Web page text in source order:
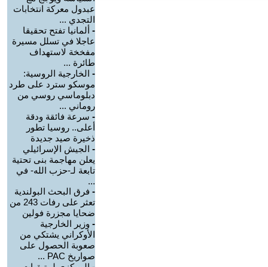
عبدول معركة انتخابات
التجدي ...
- ألمانيا تفتح تحقيقا
عاجلا في تسلل مسيرة
مفخخة لاستهداف
طائرة ...
- الخارجية الروسية:
موسكو سترد على طرد
دبلوماسي روسي من
روماني ...
- سرعة فائقة ودقة
أعلى.. روسيا تطور
ذخيرة صيد جديدة
- الجيش الإسرائيلي
يعلن مهاجمة بنى تحتية
تابعة لـ-حزب الله- في
...
- فرق البحث البولندية
تعثر على رفات 243 من
ضحايا مجزرة فولين
- وزير الخارجية
الأوكراني يشتكي من
صعوبة الحصول على
صواريخ PAC ...